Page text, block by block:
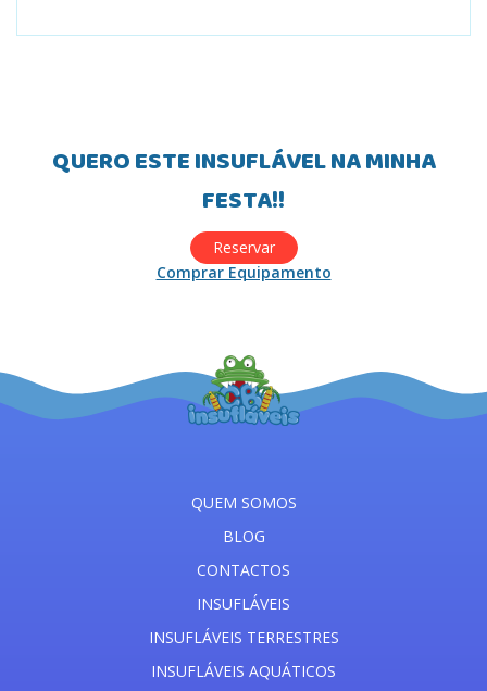
QUERO ESTE INSUFLÁVEL NA MINHA
FESTA!!
Reservar
Comprar Equipamento
QUEM SOMOS
BLOG
CONTACTOS
INSUFLÁVEIS
INSUFLÁVEIS TERRESTRES
INSUFLÁVEIS AQUÁTICOS